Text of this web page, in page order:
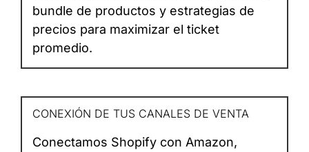
bundle de productos y estrategias de
precios para maximizar el ticket
promedio.
CONEXIÓN DE TUS CANALES DE VENTA
Conectamos Shopify con Amazon,